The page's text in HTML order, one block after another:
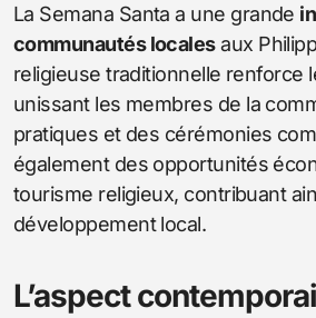
La Semana Santa a une grande
communautés localesaux
religieuse traditionnelle renforce
unissant les membres de la
pratiques et des cérémonies
également des opportunités
tourisme religieux, contribuant
développement local.
L’aspect